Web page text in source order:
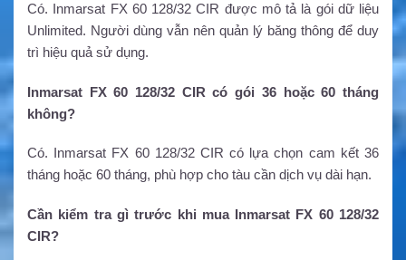
Có. Inmarsat FX 60 128/32 CIR được mô tả là gói dữ liệu
Unlimited. Người dùng vẫn nên quản lý băng thông để duy
trì hiệu quả sử dụng.
Inmarsat FX 60 128/32 CIR có gói 36 hoặc 60 tháng
không?
Có. Inmarsat FX 60 128/32 CIR có lựa chọn cam kết 36
tháng hoặc 60 tháng, phù hợp cho tàu cần dịch vụ dài hạn.
Cần kiểm tra gì trước khi mua Inmarsat FX 60 128/32
CIR?